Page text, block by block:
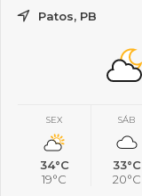
Patos, PB
SEX
34°C
19°C
SÁB
33°C
20°C